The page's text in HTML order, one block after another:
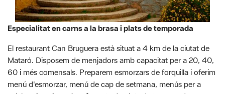
Especialitat en carns a la brasa i plats de temporada
El restaurant Can Bruguera està situat a 4 km de la ciutat de
Mataró. Disposem de menjadors amb capacitat per a 20, 40,
60 i més comensals. Preparem esmorzars de forquilla i oferim
menú d'esmorzar, menú de cap de setmana, menús per a